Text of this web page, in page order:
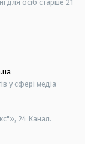
для осіб старше 21
у сфері медіа —
24 Канал.